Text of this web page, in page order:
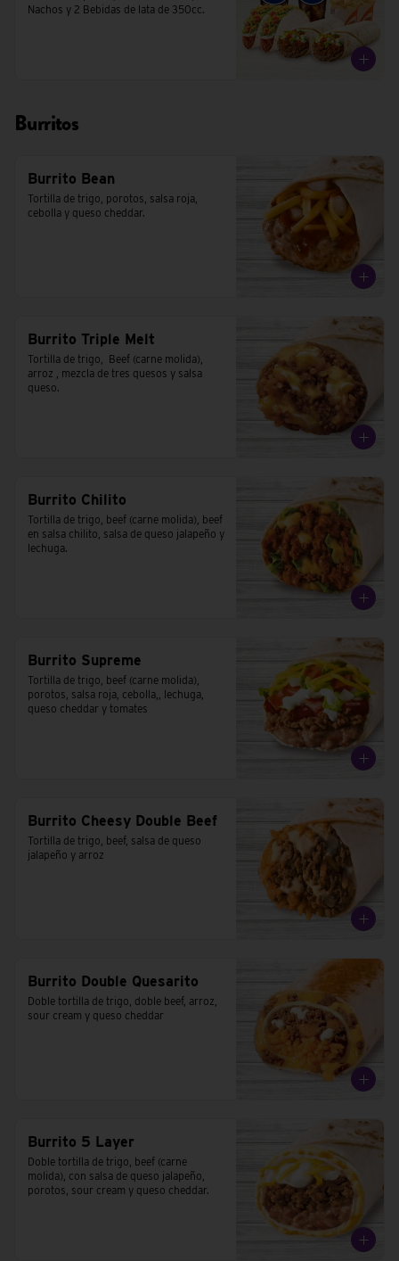
Nachos y 2 Bebidas de lata de 350cc.
Burritos
Burrito Bean
Tortilla de trigo, porotos, salsa roja,
cebolla y queso cheddar.
Burrito Triple Melt
Tortilla de trigo,  Beef (carne molida),
arroz , mezcla de tres quesos y salsa
queso.
Burrito Chilito
Tortilla de trigo, beef (carne molida), beef
en salsa chilito, salsa de queso jalapeño y
lechuga.
Burrito Supreme
Tortilla de trigo, beef (carne molida),
porotos, salsa roja, cebolla,, lechuga,
queso cheddar y tomates
Burrito Cheesy Double Beef
Tortilla de trigo, beef, salsa de queso
jalapeño y arroz
Burrito Double Quesarito
Doble tortilla de trigo, doble beef, arroz,
sour cream y queso cheddar
Burrito 5 Layer
Doble tortilla de trigo, beef (carne
molida), con salsa de queso jalapeño,
porotos, sour cream y queso cheddar.